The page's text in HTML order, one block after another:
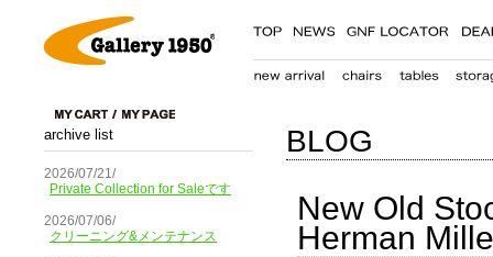
archive list
2026/07/21/
Private Collection for Saleです
2026/07/06/
クリーニング&メンテナンス
BLOG
New Old
Herman